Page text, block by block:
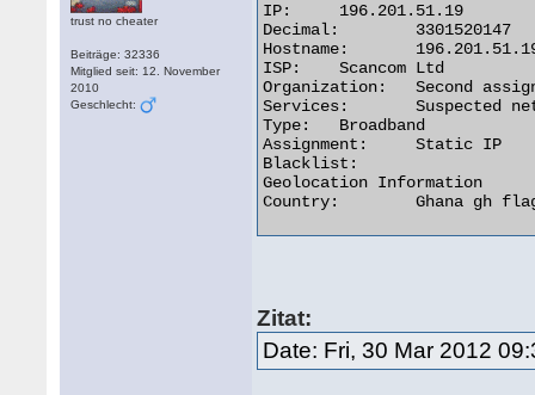
trust no cheater
Beiträge: 32336
Mitglied seit: 12. November
2010
Geschlecht:
IP:	196.201.51.19
Decimal:	3301520147
Hostname:	196.201.51.19
ISP:	Scancom Ltd
Organization:	Second assignment for Scancom Ltd (MTN NS Connecti
Services:	Suspected network sharing device
Type:	Broadband
Assignment:	Static IP
Blacklist:
Geolocation Information
Country:	Ghana gh flag
Zitat:
Date: Fri, 30 Mar 2012